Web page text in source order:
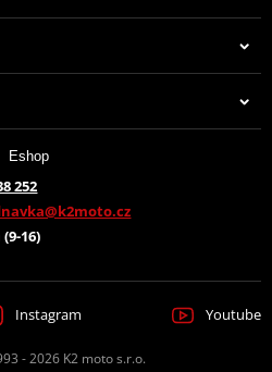
Eshop
252
(9-16)
Instagram Youtube
- 2026 K2 moto s.r.o.